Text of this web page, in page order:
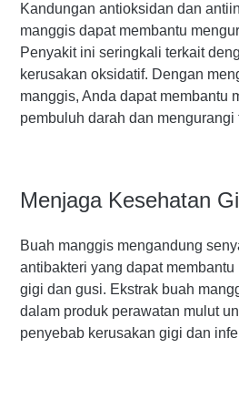
Kandungan antioksidan dan
manggis dapat membantu
Penyakit ini seringkali terkait
kerusakan oksidatif. Dengan
manggis, Anda dapat membantu
pembuluh darah dan mengurangi
Menjaga Kesehatan
Buah manggis mengandung
antibakteri yang dapat
gigi dan gusi. Ekstrak buah
dalam produk perawatan mulut
penyebab kerusakan gigi dan